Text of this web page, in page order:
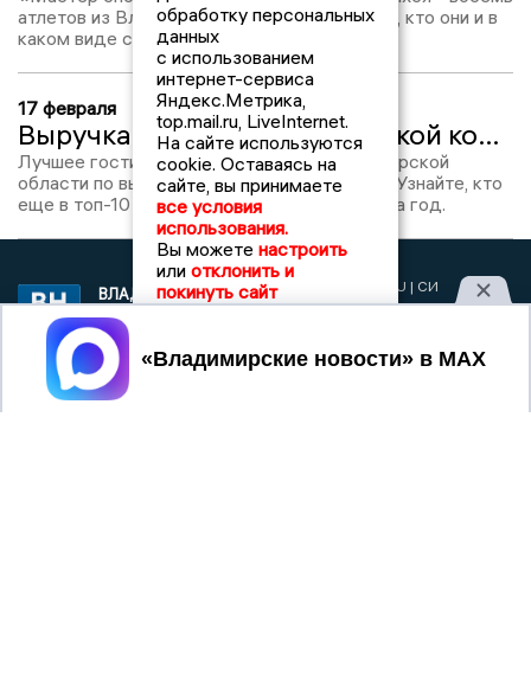
атлетов из Владимирской области. Узнайте, кто они и в
каком виде спорта отличились.
17 февраля
Выручка лучшей владимирской компании в сфере гостиничного бизнеса превысила 700 млн рублей
Лучшее гостиничное предприятие Владимирской
области по выручке — ООО «Доброград». Узнайте, кто
еще в топ-10 и как изменились их доходы за год.
ВЛАДИМИРСКИЕ
НОВОСТИ
2017 © NEWSVLADIMIR.RU | СИ
«Информационное агентство
Учредитель (соучредители): Общество с ограниченной
ответственностью «РЕГИОНАЛЬНЫЕ НОВОСТИ» (ОГРН
1107154017354)
обработку персональных
данных
с использованием
интернет-сервиса
Яндекс.Метрика,
top.mail.ru, LiveInternet.
На сайте используются
cookie. Оставаясь на
сайте, вы принимаете
все условия
использования.
Вы можете настроить
или отклонить и
покинуть сайт
Принять